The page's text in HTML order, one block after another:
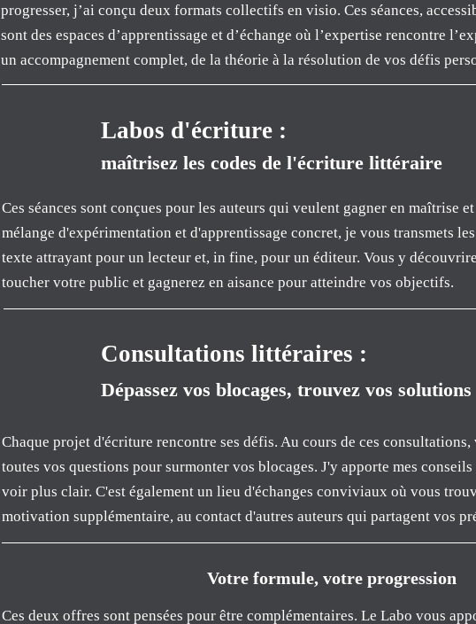
progresser, j’ai conçu deux formats collectifs en visio. Ces séances,
sont des espaces d’apprentissage et d’échange où l’expertise rencontre
un accompagnement complet, de la théorie à la résolution de vos défis
Labos d'écriture :
maîtrisez les codes de l'écriture littéraire
Ces séances sont conçues pour les auteurs qui veulent gagner en maîtrise
mélange d'expérimentation et d'apprentissage concret, je vous transmets
texte attrayant pour un lecteur et, in fine, pour un éditeur. Vous y
toucher votre public et gagnerez en aisance pour atteindre vos objectifs.
Consultations littéraires :
Dépassez vos blocages, trouvez vos solutions
Chaque projet d'écriture rencontre ses défis. Au cours de ces
toutes vos questions pour surmonter vos blocages. J'y apporte mes
voir plus clair. C'est également un lieu d'échanges conviviaux où vous
motivation supplémentaire, au contact d'autres auteurs qui partagent vos
Votre formule, votre progression
Ces deux offres sont pensées pour être complémentaires. Le Labo vous